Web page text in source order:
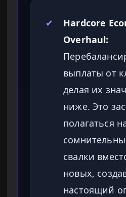
✔
Hardcore
Overhaul:
выплаты от
делая их
ниже. Это
полагаться
свалки
новых,
настоящий